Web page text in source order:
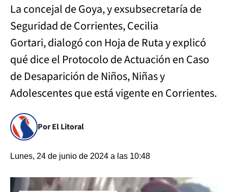
La concejal de Goya, y exsubsecretaría de
Seguridad de Corrientes, Cecilia
Gortari, dialogó con Hoja de Ruta y explicó
qué dice el Protocolo de Actuación en Caso
de Desaparición de Niños, Niñas y
Adolescentes que está vigente en Corrientes.
Por El Litoral
Lunes, 24 de junio de 2024 a las 10:48